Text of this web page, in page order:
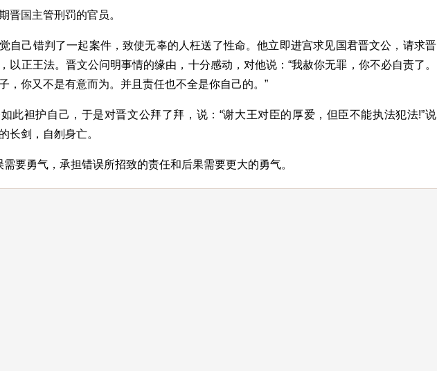
晋国主管刑罚的官员。
自己错判了一起案件，致使无辜的人枉送了性命。他立即进宫求见国君晋文公，请求晋
以正王法。晋文公问明事情的缘由，十分感动，对他说：“我赦你无罪，你不必自责了。
，你又不是有意而为。并且责任也不全是你自己的。”
此袒护自己，于是对晋文公拜了拜，说：“谢大王对臣的厚爱，但臣不能执法犯法!”说
长剑，自刎身亡。
需要勇气，承担错误所招致的责任和后果需要更大的勇气。